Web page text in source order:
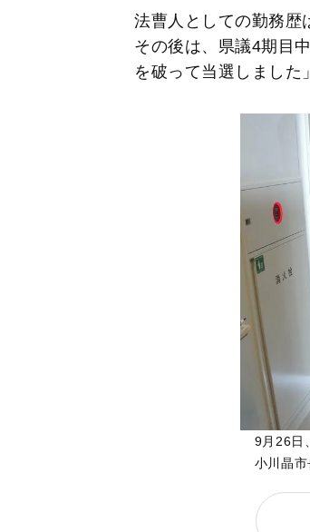
法曹人としての勤務歴
その後は、県議4期目
を破って当選しました」
9月26日
小川晶市